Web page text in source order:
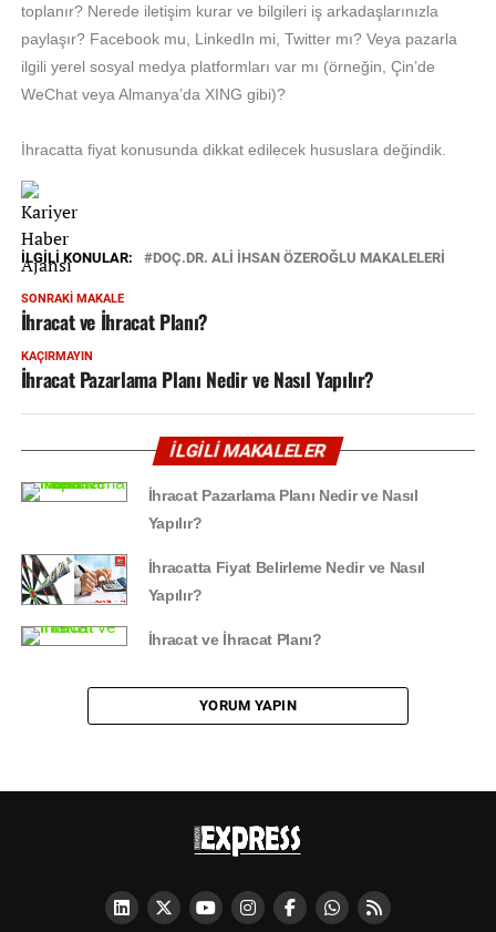
toplanır? Nerede iletişim kurar ve bilgileri iş arkadaşlarınızla
paylaşır? Facebook mu, LinkedIn mi, Twitter mı? Veya pazarla
ilgili yerel sosyal medya platformları var mı (örneğin, Çin’de
WeChat veya Almanya’da XING gibi)?
İhracatta fiyat konusunda dikkat edilecek hususlara değindik.
İLGILI KONULAR: DOÇ.DR. ALI İHSAN ÖZEROĞLU MAKALELERİ
SONRAKI MAKALE
İhracat ve İhracat Planı?
KAÇIRMAYIN
İhracat Pazarlama Planı Nedir ve Nasıl Yapılır?
İLGİLİ MAKALELER
İhracat Pazarlama Planı Nedir ve Nasıl
Yapılır?
İhracatta Fiyat Belirleme Nedir ve Nasıl
Yapılır?
İhracat ve İhracat Planı?
YORUM YAPIN